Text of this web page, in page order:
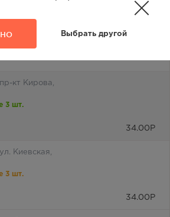
Выбрать другой
аптеку и вы всегда будете видеть её
кт Кирова,
3 шт.
34.00 Р
Киевская,
3 шт.
34.00 Р